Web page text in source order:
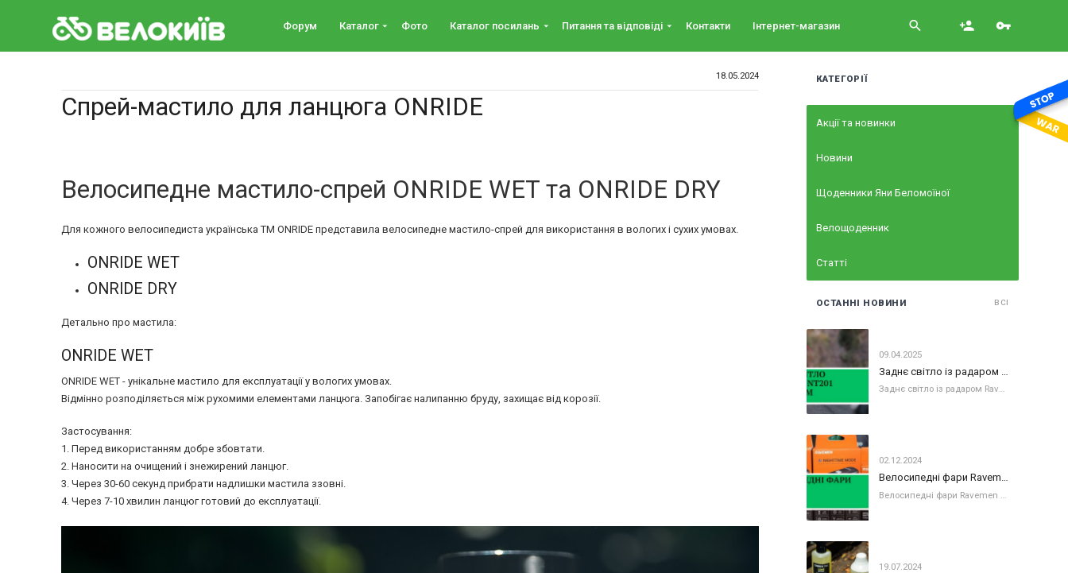
18.05.2024
Спрей-мастило для ланцюга ONRIDE
Велосипедне мастило-спрей ONRIDE WET та ONRIDE DRY
Для кожного велосипедиста українська ТМ ONRIDE представила велосипедне мастило-спрей для використання в вологих і сухих умовах.
ONRIDE WET
ONRIDE DRY
Детально про мастила:
ONRIDE WET
ONRIDE WET - унікальне мастило для експлуатації у вологих умовах.
Відмінно розподіляється між рухомими елементами ланцюга. Запобігає налипанню бруду, захищає від корозії.
Застосування:
1. Перед використанням добре збовтати.
2. Наносити на очищений і знежирений ланцюг.
3. Через 30-60 секунд прибрати надлишки мастила ззовні.
4. Через 7-10 хвилин ланцюг готовий до експлуатації.
КАТЕГОРІЇ
Акції та новинки
Новини
Щоденники Яни Беломоїної
Велощоденник
Статті
ОСТАННІ НОВИНИ ВСІ
09.04.2025
Заднє світло із радаром Ravemen NT201 Підвищуйте свою безпеку та видимість під час їзди на велосипеді з Ravemen NT201 — розумним заднім
02.12.2024
Велосипедні фари Ravemen серія К
19.07.2024
Форум Каталог arrow_drop_down Фото Каталог посилань arrow_drop_down Питання та вiдповiдi arrow_drop_down Контакти Інтернет-магазин search person_add vpn_key